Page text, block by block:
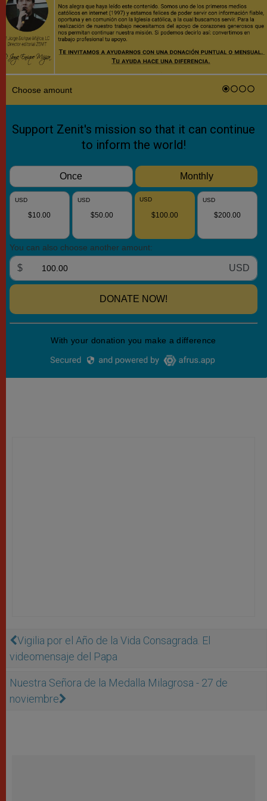
Vigilia por el Año de la Vida Consagrada. El
videomensaje del Papa
Nuestra Señora de la Medalla Milagrosa - 27 de
noviembre